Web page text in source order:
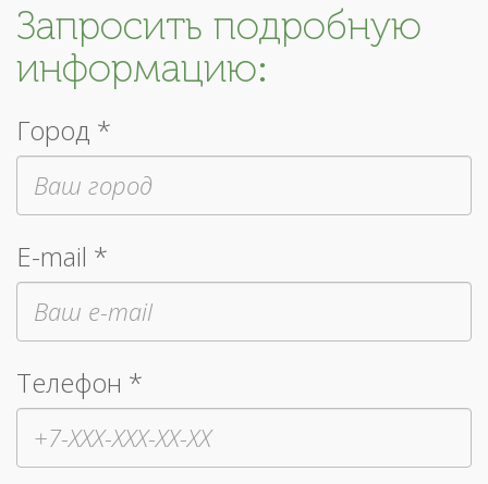
Запросить подробную
информацию:
Город *
E-mail *
Телефон *